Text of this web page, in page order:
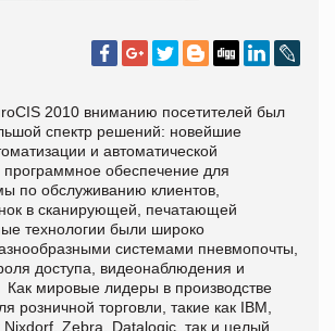
2010 вниманию посетителей был
спектр решений: новейшие
и автоматической
обеспечение для
по обслуживанию клиентов,
в сканирующей, печатающей
технологии были широко
системами пневмопочты,
доступа, видеонаблюдения и
мировые лидеры в производстве
розничной торговли, такие как IBM,
Zebra, Datalogic, так и целый